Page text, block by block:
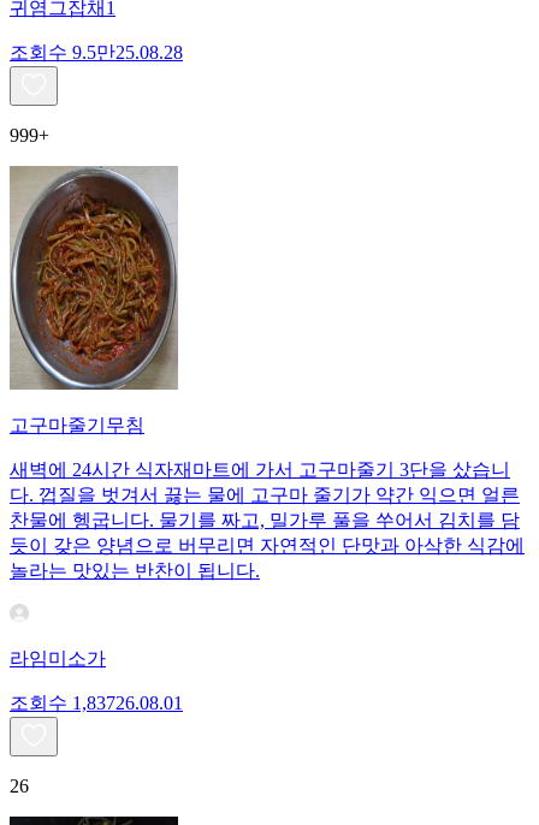
귀염그잡채1
조회수 9.5만25.08.28
999+
고구마줄기무침
새벽에 24시간 식자재마트에 가서 고구마줄기 3단을 샀습니
다. 껍질을 벗겨서 끓는 물에 고구마 줄기가 약간 익으면 얼른
찬물에 헹굽니다. 물기를 짜고, 밀가루 풀을 쑤어서 김치를 담
듯이 갖은 양념으로 버무리면 자연적인 단맛과 아삭한 식감에
놀라는 맛있는 반찬이 됩니다.
라임미소가
조회수 1,83726.08.01
26